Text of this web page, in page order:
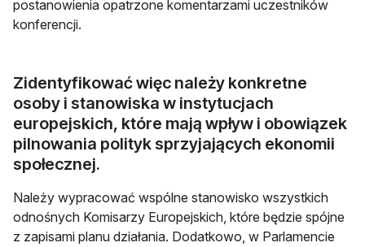
postanowienia opatrzone komentarzami uczestników
konferencji.
Zidentyfikować więc należy konkretne
osoby i stanowiska w instytucjach
europejskich, które mają wpływ i obowiązek
pilnowania polityk sprzyjających ekonomii
społecznej.
Należy wypracować wspólne stanowisko wszystkich
odnośnych Komisarzy Europejskich, które będzie spójne
z zapisami planu działania. Dodatkowo, w Parlamencie